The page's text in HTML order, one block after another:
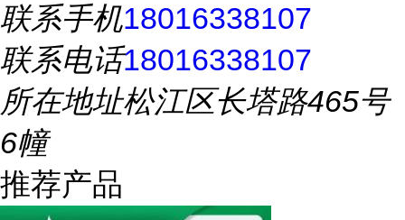
联系手机18016338107
联系电话18016338107
所在地址松江区长塔路465号
6幢
推荐产品